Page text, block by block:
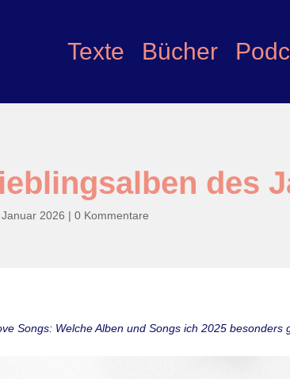
Texte Bücher
des
Januar 2026 | 0 Kommentare
Songs: Welche Alben und Songs ich 2025 besonders